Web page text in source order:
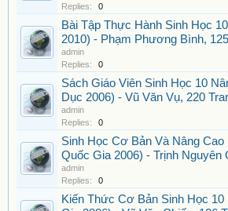
Replies:
0
Bài Tập Thực Hành Sinh Học
2010) - Phạm Phương Bình,
admin
Replies:
0
Sách Giáo Viên Sinh Học 10
Dục 2006) - Vũ Văn Vụ, 220
admin
Replies:
0
Sinh Học Cơ Bản Và Nâng
Quốc Gia 2006) - Trịnh Nguyên
admin
Replies:
0
Kiến Thức Cơ Bản Sinh Học